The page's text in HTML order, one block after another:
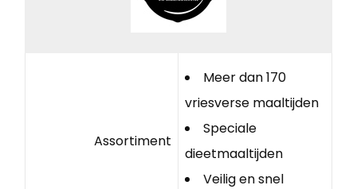
Assortiment
Meer dan 170
vriesverse maaltijden
Speciale
dieetmaaltijden
Veilig en snel